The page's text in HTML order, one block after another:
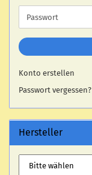
Adresse
Passwort
Konto erstellen
Passwort vergessen?
Hersteller